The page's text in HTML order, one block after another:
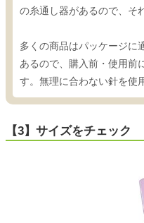
の糸通し器があるので、そ
多くの商品はパッケージに
あるので、購入前・使用前
す。無理に合わない針を使
【3】サイズをチェック